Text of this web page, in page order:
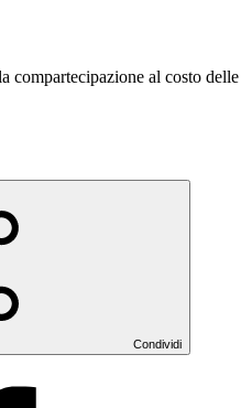
compartecipazione al costo
Condividi